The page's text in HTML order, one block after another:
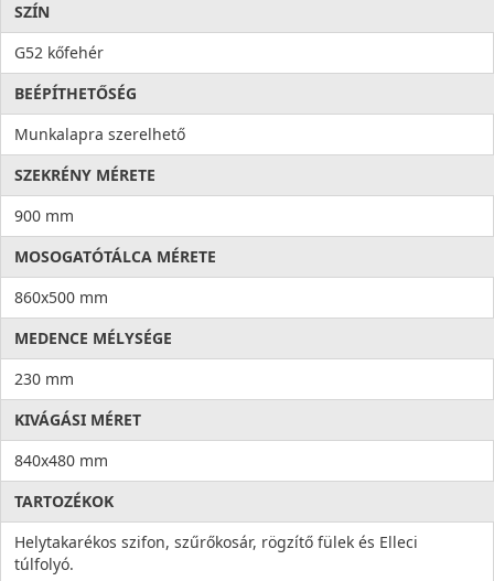
SZÍN
G52 kőfehér
BEÉPÍTHETŐSÉG
Munkalapra szerelhető
SZEKRÉNY MÉRETE
900 mm
MOSOGATÓTÁLCA MÉRETE
860x500 mm
MEDENCE MÉLYSÉGE
230 mm
KIVÁGÁSI MÉRET
840x480 mm
TARTOZÉKOK
Helytakarékos szifon, szűrőkosár, rögzítő fülek és Elleci
túlfolyó.